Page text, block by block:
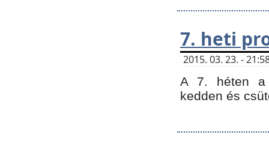
7. heti
2015. 03. 23. -
A 7. héten a
kedden és